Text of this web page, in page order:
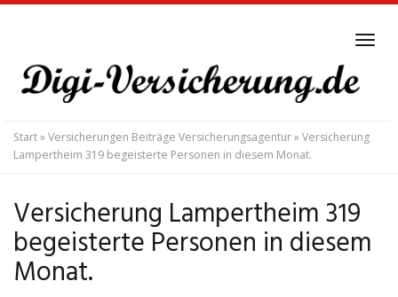
main
content
Start»Versicherungen Beiträge Versicherungsagentur»Versicherung
Lampertheim 319 begeisterte Personen in diesem Monat.
Versicherung Lampertheim 319
begeisterte Personen in diesem
Monat.